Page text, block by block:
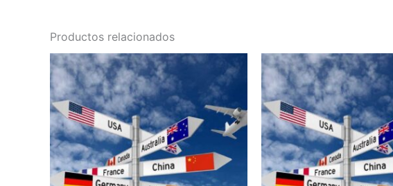
Productos relacionados